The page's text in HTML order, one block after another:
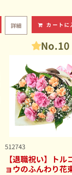
詳細 カートに
No.10
512743
【退職祝い】トル
ョウのふんわり花